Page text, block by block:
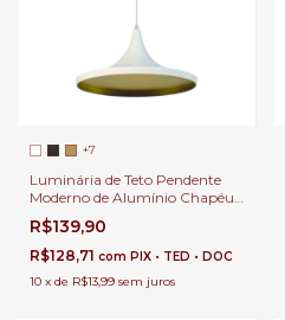
+7
Luminária de Teto Pendente
Moderno de Alumínio Chapéu
Chines Para Salas Lavabos
Balcão e Cabeceira de Cama.
R$139,90
R$128,71 com PIX • TED • DOC
10 x de R$13,99 sem juros